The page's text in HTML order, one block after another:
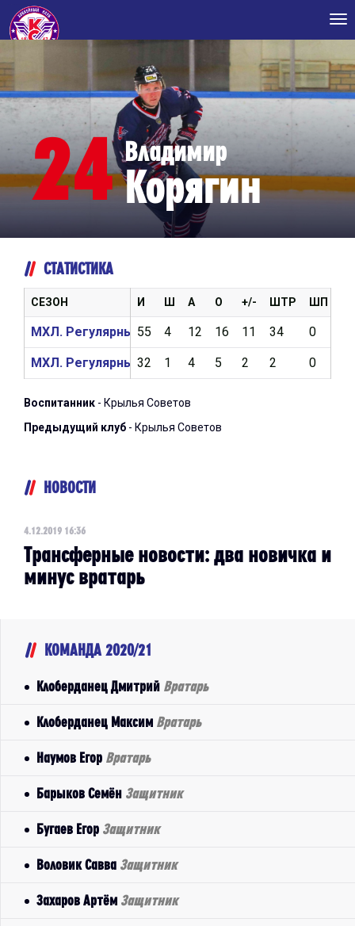
24 Владимир
Корягин
СТАТИСТИКА
И Ш А О +/- ШТР ШП
55 4 12 16 11 34 0
32 1 4 5 2 2 0
СЕЗОН
МХЛ. Регулярный чемпионат 2020/2021
МХЛ. Регулярный чемпионат 2019/2020
Воспитанник - Крылья Советов
Предыдущий клуб - Крылья Советов
НОВОСТИ
4.12.2019 16:36
Трансферные новости: два новичка и
минус вратарь
КОМАНДА 2020/21
Клоберданец Дмитрий Вратарь
Клоберданец Максим Вратарь
Наумов Егор Вратарь
Барыков Семён Защитник
Бугаев Егор Защитник
Воловик Савва Защитник
Захаров Артём Защитник